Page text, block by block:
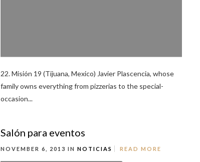
22. Misión 19 (Tijuana, Mexico) Javier Plascencia, whose
family owns everything from pizzerias to the special-
occasion...
Salón para eventos
NOVEMBER 6, 2013 IN NOTICIAS READ MORE